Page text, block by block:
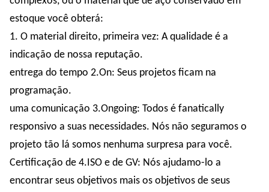
estoque você obterá:
1. O material direito, primeira vez: A qualidade é a
indicação de nossa reputação.
entrega do tempo 2.On: Seus projetos ficam na
programação.
uma comunicação 3.Ongoing: Todos é fanatically
responsivo a suas necessidades. Nós não seguramos o
projeto tão lá somos nenhuma surpresa para você.
Certificação de 4.ISO e de GV: Nós ajudamo-lo a
encontrar seus objetivos mais os objetivos de seus